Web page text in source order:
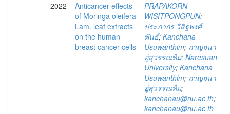
2022
Anticancer effects
of Moringa oleifera
Lam. leaf extracts
on the human
breast cancer cells
PRAPAKORN
WISITPONGPUN;
ประภากร วิสิฐพงศ์
พันธ์; Kanchana
Usuwanthim; กาญจนา
อู่สุวรรณทิม; Naresuan
University; Kanchana
Usuwanthim; กาญจนา
อู่สุวรรณทิม;
kanchanau@nu.ac.th;
kanchanau@nu.ac.th